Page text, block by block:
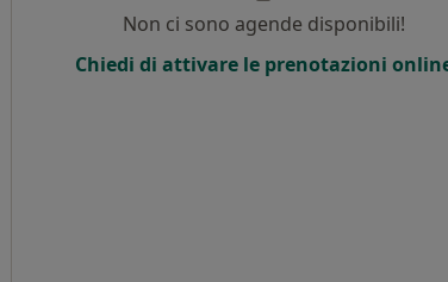
Non ci sono agende disponibili!
Chiedi di attivare le prenotazioni